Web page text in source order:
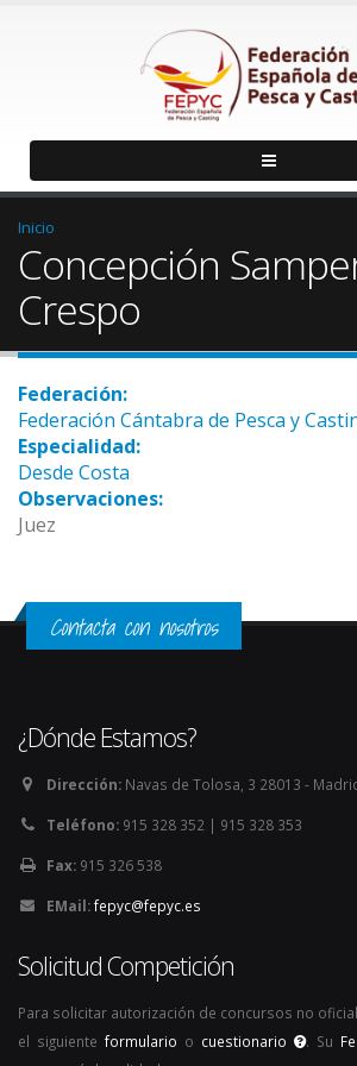
Inicio
Concepción
Crespo
Federación:
Federación Cántabra de Pesca y
Especialidad:
Desde Costa
Observaciones:
Juez
Contacta con nosotros
¿Dónde Estamos?
Dirección: Navas de Tolosa, 3 28013 -
Teléfono: 915 328 352 | 915 328 353
Fax: 915 326 538
EMail:fepyc@fepyc.es
Solicitud Competición
Para solicitar autorización de concursos no
el siguiente formulario o cuestionario . Su